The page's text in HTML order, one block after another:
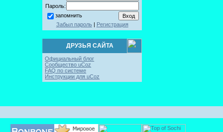
Пароль:
запомнить
Забыл пароль| Регистрация
ДРУЗЬЯ САЙТА
Официальный блог
Сообщество uCoz
FAQ по системе
Инструкции для uCoz